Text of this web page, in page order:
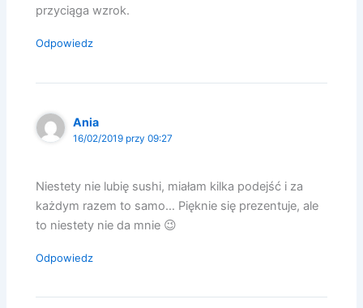
przyciąga wzrok.
Odpowiedz
Ania
16/02/2019 przy 09:27
Niestety nie lubię sushi, miałam kilka podejść i za
każdym razem to samo… Pięknie się prezentuje, ale
to niestety nie da mnie 😉
Odpowiedz